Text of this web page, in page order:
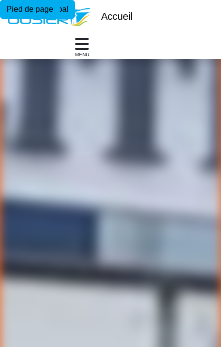
Menu principal
Contenu principal
Pied de page
Accueil
MENU